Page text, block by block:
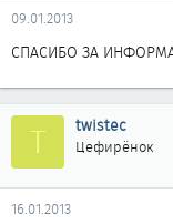
09.01.2013
СПАСИБО ЗА
T twistec
Цефирёнок
16.01.2013